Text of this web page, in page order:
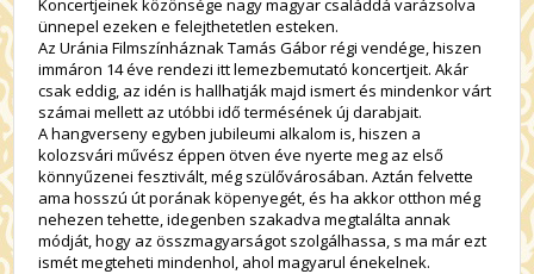
Koncertjeinek közönsége nagy magyar családdá varázsolva
ünnepel ezeken e felejthetetlen esteken.
Az Uránia Filmszínháznak Tamás Gábor régi vendége, hiszen
immáron 14 éve rendezi itt lemezbemutató koncertjeit. Akár
csak eddig, az idén is hallhatják majd ismert és mindenkor várt
számai mellett az utóbbi idő termésének új darabjait.
A hangverseny egyben jubileumi alkalom is, hiszen a
kolozsvári művész éppen ötven éve nyerte meg az első
könnyűzenei fesztivált, még szülővárosában. Aztán felvette
ama hosszú út porának köpenyegét, és ha akkor otthon még
nehezen tehette, idegenben szakadva megtalálta annak
módját, hogy az összmagyarságot szolgálhassa, s ma már ezt
ismét megteheti mindenhol, ahol magyarul énekelnek.